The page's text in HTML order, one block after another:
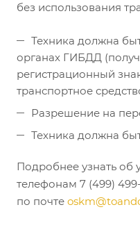
без использования
Техника должна
органах ГИБДД
регистрационный
транспортное
Разрешение на
Техника должна
Подробнее узнать об
телефонам 7 (499)
по почте